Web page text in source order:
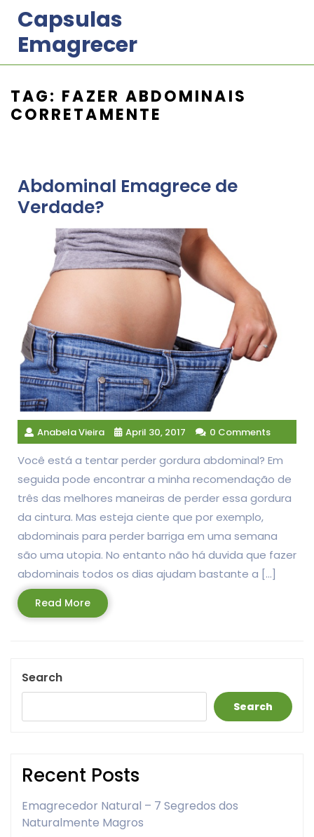
content
Capsulas
Emagrecer
TAG: FAZER ABDOMINAIS
CORRETAMENTE
Abdominal Emagrece de
Verdade?
Anabela Vieira April 30, 2017 0 Comments
Você está a tentar perder gordura abdominal? Em
seguida pode encontrar a minha recomendação de
três das melhores maneiras de perder essa gordura
da cintura. Mas esteja ciente que por exemplo,
abdominais para perder barriga em uma semana
são uma utopia. No entanto não há duvida que fazer
abdominais todos os dias ajudam bastante a […]
Read MoreRead
More
Search
Search
Recent Posts
Emagrecedor Natural – 7 Segredos dos
Naturalmente Magros